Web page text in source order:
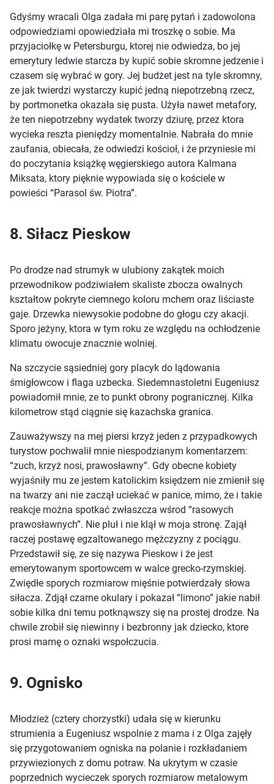
Gdyśmy wracali Olga zadała mi parę pytań i zadowolona
odpowiedziami opowiedziała mi troszkę o sobie. Ma
przyjaciołkę w Petersburgu, ktorej nie odwiedza, bo jej
emerytury ledwie starcza by kupić sobie skromne jedzenie i
czasem się wybrać w gory. Jej budżet jest na tyle skromny,
ze jak twierdzi wystarczy kupić jedną niepotrzebną rzecz,
by portmonetka okazała się pusta. Użyła nawet metafory,
że ten niepotrzebny wydatek tworzy dziurę, przez ktora
wycieka reszta pieniędzy momentalnie. Nabrała do mnie
zaufania, obiecała, że odwiedzi kościoł, i że przyniesie mi
do poczytania książkę węgierskiego autora Kalmana
Miksata, ktory pięknie wypowiada się o kościele w
powieści “Parasol św. Piotra”.
8. Siłacz Pieskow
Po drodze nad strumyk w ulubiony zakątek moich
przewodnikow podziwiałem skaliste zbocza owalnych
kształtow pokryte ciemnego koloru mchem oraz liściaste
gaje. Drzewka niewysokie podobne do głogu czy akacji.
Sporo jeżyny, ktora w tym roku ze względu na ochłodzenie
klimatu owocuje znacznie wolniej.
Na szczycie sąsiedniej gory placyk do lądowania
śmigłowcow i flaga uzbecka. Siedemnastoletni Eugeniusz
powiadomił mnie, ze to punkt obrony pogranicznej. Kilka
kilometrow stąd ciągnie się kazachska granica.
Zauważywszy na mej piersi krzyż jeden z przypadkowych
turystow pochwalił mnie niespodzianym komentarzem:
“zuch, krzyż nosi, prawosławny”. Gdy obecne kobiety
wyjaśniły mu ze jestem katolickim księdzem nie zmienił się
na twarzy ani nie zaczął uciekać w panice, mimo, że i takie
reakcje można spotkać zwłaszcza wśrod “rasowych
prawosławnych”. Nie pluł i nie klął w moja stronę. Zajął
raczej postawę egzaltowanego mężczyzny z pociągu.
Przedstawił się, ze się nazywa Pieskow i że jest
emerytowanym sportowcem w walce grecko-rzymskiej.
Zwiędłe sporych rozmiarow mięśnie potwierdzały słowa
siłacza. Zdjął czarne okulary i pokazał “limono” jakie nabił
sobie kilka dni temu potknąwszy się na prostej drodze. Na
chwile zrobił się niewinny i bezbronny jak dziecko, ktore
prosi mamę o oznaki wspołczucia.
9. Ognisko
Młodzież (cztery chorzystki) udała się w kierunku
strumienia a Eugeniusz wspolnie z mama i z Olga zajęły
się przygotowaniem ogniska na polanie i rozkładaniem
przywiezionych z domu potraw. Na ukrytym w czasie
poprzednich wycieczek sporych rozmiarow metalowym